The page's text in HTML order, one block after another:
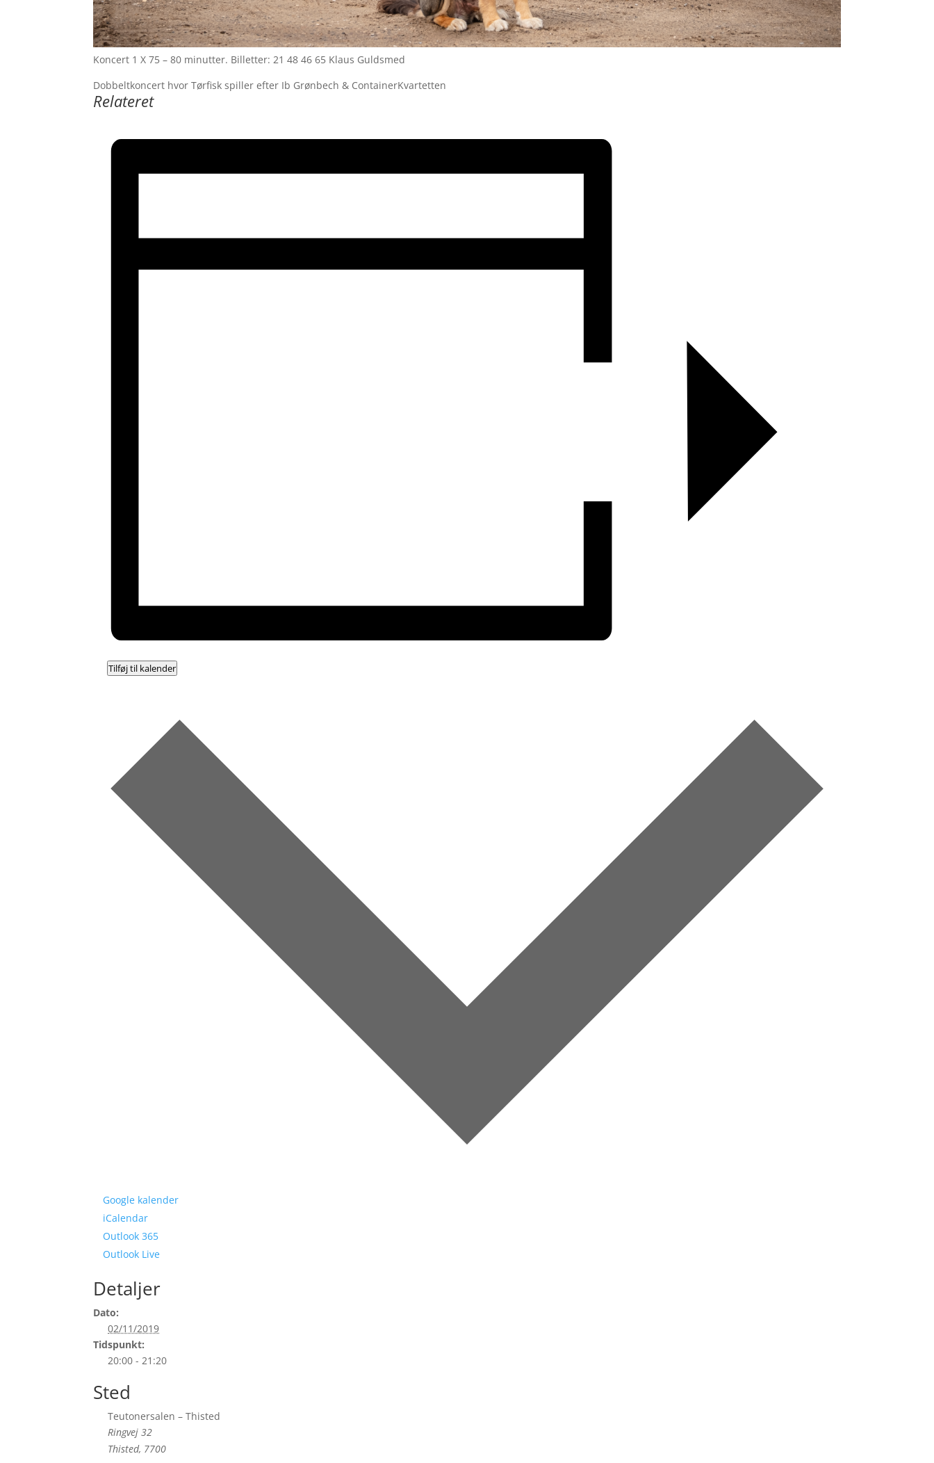
Koncert 1 X 75 – 80 minutter. Billetter: 21 48 46 65 Klaus Guldsmed
Dobbeltkoncert hvor Tørfisk spiller efter Ib Grønbech & ContainerKvartetten
Relateret
Tilføj til kalender
Google kalender
iCalendar
Outlook 365
Outlook Live
Detaljer
Dato:
02/11/2019
Tidspunkt:
20:00 - 21:20
Sted
Teutonersalen – Thisted
Ringvej 32
Thisted, 7700